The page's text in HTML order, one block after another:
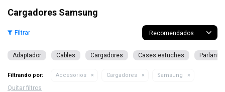
Cargadores Samsung
Recomendados
Adaptador Cables Cargadores Cases estuches Parlante
Filtrando por: Accesorios Cargadores Samsung
Quitar filtros